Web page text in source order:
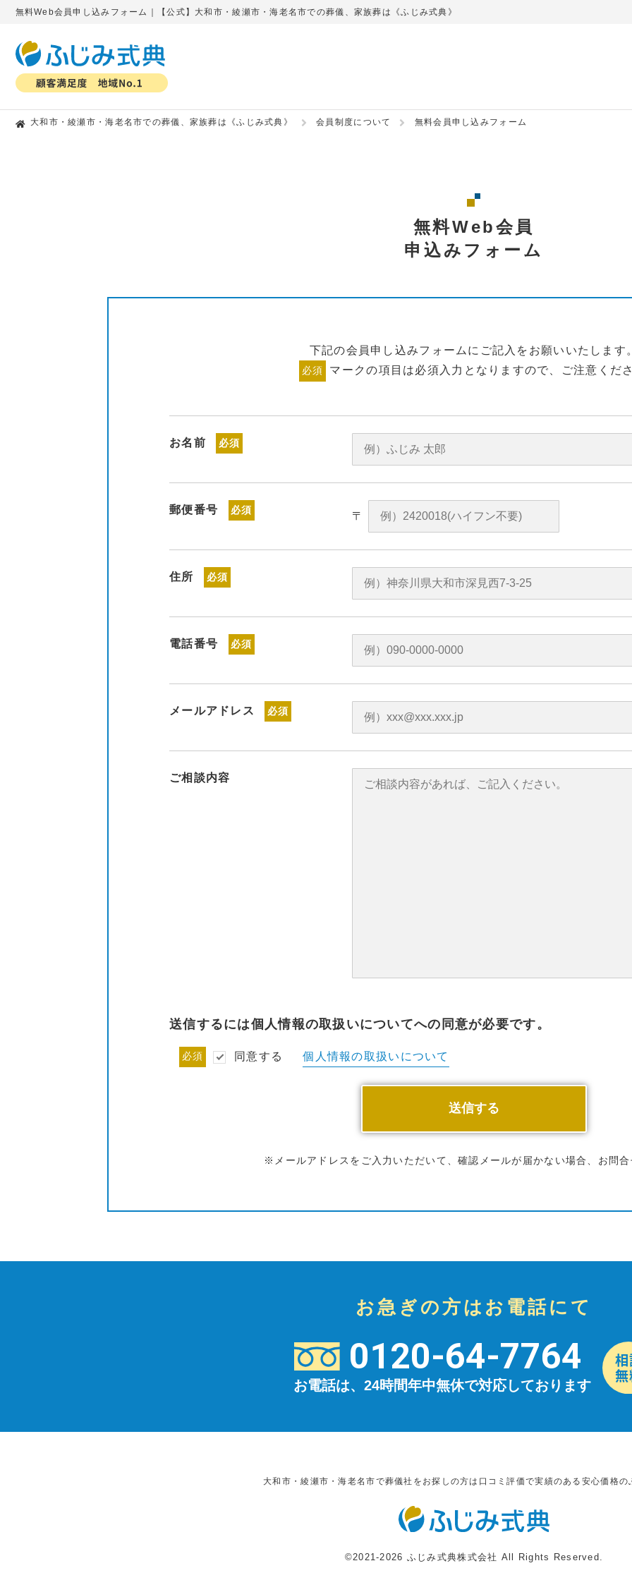
無料Web会員申し込みフォーム｜【公式】大和市・綾瀬市・海老名市での葬儀、家族葬は《ふじみ式典》
大和市・綾瀬市・海老名市での葬儀、家族葬は《ふじみ式典》 会員制度について 無料会員申し込みフォーム
無料Web会員
申込みフォーム
下記の会員申し込みフォームにご記入をお願いいたします。
必須 マークの項目は必須入力となりますので、ご注意くださ
お名前 必須
郵便番号 必須 〒
住所 必須
電話番号 必須
メールアドレス 必須
ご相談内容
送信するには個人情報の取扱いについてへの同意が必要です。
必須 同意する 個人情報の取扱いについて
※メールアドレスをご入力いただいて、確認メールが届かない場合、お問合
お急ぎの方はお電話にて
0120-64-7764
お電話は、24時間年中無休で対応しております
大和市・綾瀬市・海老名市で葬儀社をお探しの方は口コミ評価で実績のある安心価格の
©2021-2026 ふじみ式典株式会社 All Rights Reserved.